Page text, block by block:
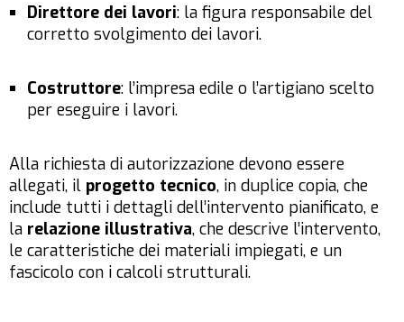
Direttore dei lavori: la figura responsabile del
corretto svolgimento dei lavori.
Costruttore: l’impresa edile o l’artigiano scelto
per eseguire i lavori.
Alla richiesta di autorizzazione devono essere
allegati, il progetto tecnico, in duplice copia, che
include tutti i dettagli dell’intervento pianificato, e
la relazione illustrativa, che descrive l’intervento,
le caratteristiche dei materiali impiegati, e un
fascicolo con i calcoli strutturali.